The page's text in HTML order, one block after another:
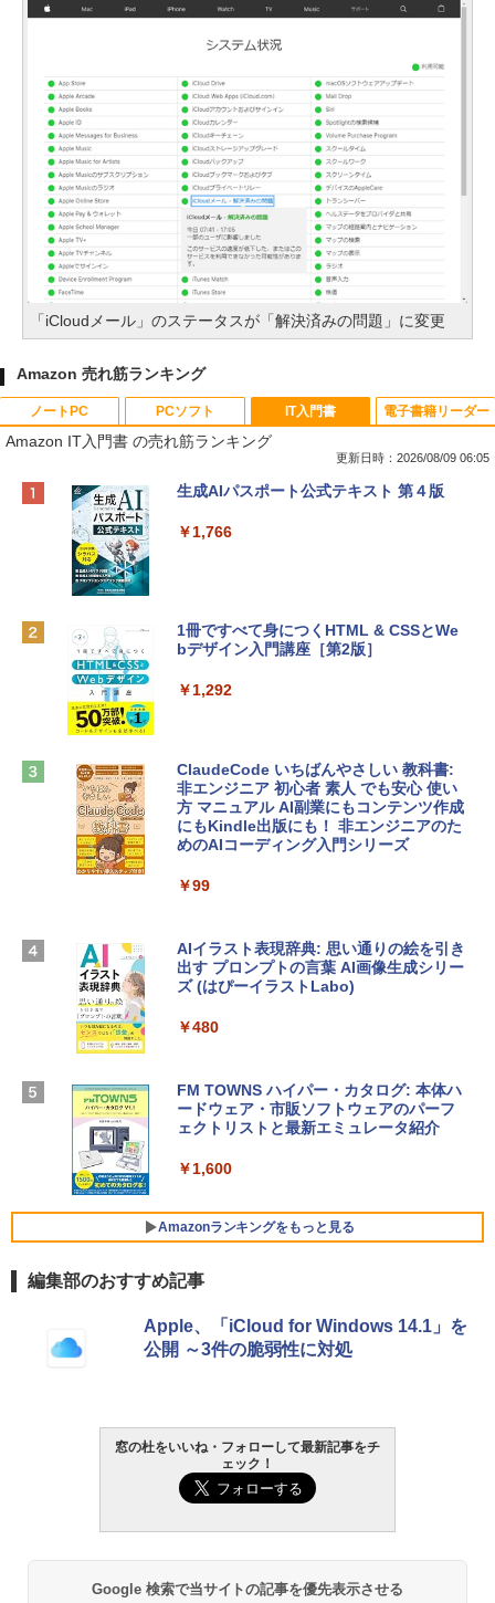
「iCloudメール」のステータスが「解決済みの問題」に変更
Amazon 売れ筋ランキング
ノートPC
Apple 2026 MacBook Neo A18 Proチッ
e Intelligenceのために設計、Liquid Ret
￥137,800
￥2,952
Apple 2026 MacBook Air M5チップ搭載
igence、13.6インチLiquid Retinaディ
ームカメラ、日本語キーボード、Touch I
D - ミッドナイト
ン 15-fd 15.6インチ 16GBメモリ 512GB
SSD インテル Core 5
FMV ノートパソコン WE1-K3 (MS 365 P
ersonal/Copilotキー搭載/Win 11/15.6型/
Core i5/16GB/SSD 512GB/ホワイト) FM
PCソフト
Robloxギフトカード - 800 Robux 【限
インゲームコード】 ロブロックス | オン
Robloxギフトカード - 1000 Robux 【限
インゲームコード】 ロブロックス |オン
Robloxギフトカード - 2,000 Robux 【限
定バーチャルアイテムを含む】 【オンラ
インゲームコード】 ロブロックス | オン
Microsoft Office Home & Business 202
4(最新 永続版)|オンラインコード版|Wind
Windows版 | Minecraft (マインクラフ
ト): Java & Bedrock Edition | オンライ
IT入門書
Amazon IT入門書 の売れ筋ランキング
更新日時：2026/08/09 06:05
生成AIパスポート公式テキスト 第４版
￥1,766
1冊ですべて身につくHTML & CSSとWe
bデザイン入門講座［第2版］
￥1,292
ClaudeCode いちばんやさしい 教科書:
非エンジニア 初心者 素人 でも安心 使い
方 マニュアル AI副業にもコンテンツ作成
にもKindle出版にも！ 非エンジニアのた
めのAIコーディング入門シリーズ
￥99
AIイラスト表現辞典: 思い通りの絵を引き
出す プロンプトの言葉 AI画像生成シリー
ズ (はぴーイラストLabo)
￥480
FM TOWNS ハイパー・カタログ: 本体ハ
ードウェア・市販ソフトウェアのパーフ
ェクトリストと最新エミュレータ紹介
￥1,600
Amazonランキングをもっと見る
電子書籍リーダー
Amazon Kindle - 目に優しい、かさばら
ない、大きな画面で読みやすい、6週間持
続バッテリー、6インチディスプレイ電子
￥16,980
Kindle Paperwhite シグニチャーエディ
るさ自動調整、色調調節ライト、12週間
編集部のおすすめ記事
Apple、「iCloud for Windows 14.1」を
公開 ～3件の脆弱性に対処
窓の杜をいいね・フォローして最新記事をチ
ェック！
Google 検索で当サイトの記事を優先表示させる